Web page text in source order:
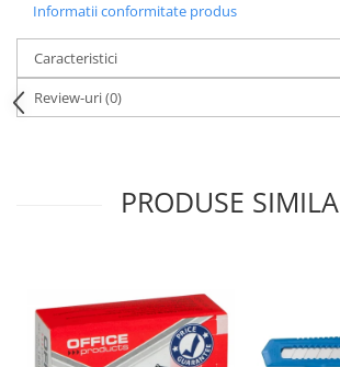
Cutii si containere de arhivare
Dosare de prezentare
Dosare din carton
Etichete bibliorafturi
Mape din carton
Mape din plastic
Informatii conformitate produs
Caracteristici
Review-uri(0)
PRODUSE